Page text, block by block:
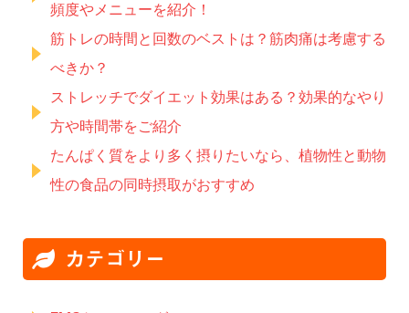
頻度やメニューを紹介！
筋トレの時間と回数のベストは？筋肉痛は考慮する
べきか？
ストレッチでダイエット効果はある？効果的なやり
方や時間帯をご紹介
たんぱく質をより多く摂りたいなら、植物性と動物
性の食品の同時摂取がおすすめ
カテゴリー